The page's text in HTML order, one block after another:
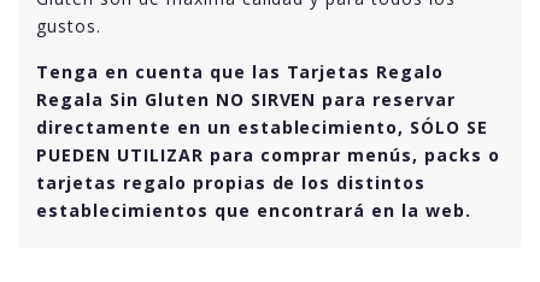
gustos.
Tenga en cuenta que las Tarjetas Regalo
Regala Sin Gluten NO SIRVEN para reservar
directamente en un establecimiento, SÓLO SE
PUEDEN UTILIZAR para comprar menús, packs o
tarjetas regalo propias de los distintos
establecimientos que encontrará en la web.